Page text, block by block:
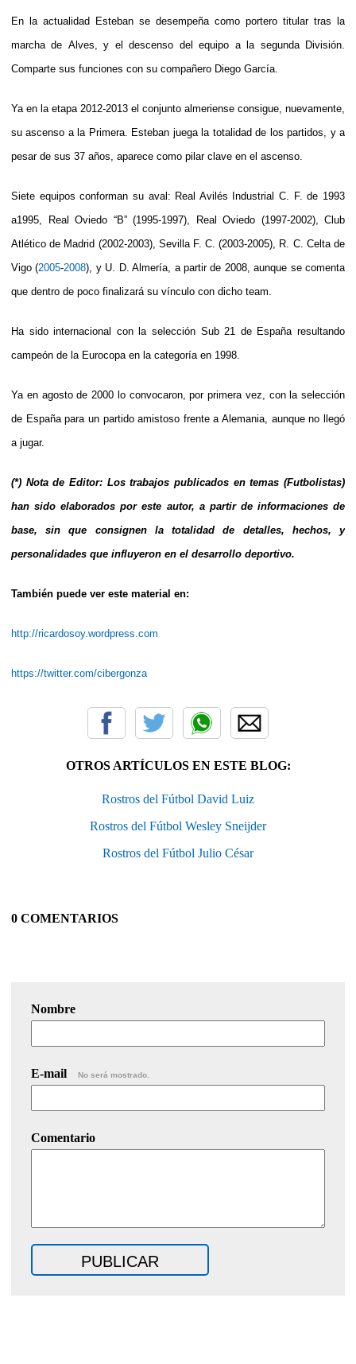
En la actualidad Esteban se desempeña como portero titular tras la
marcha de Alves, y el descenso del equipo a la segunda División.
Comparte sus funciones con su compañero Diego García.
Ya en la etapa 2012-2013 el conjunto almeriense consigue, nuevamente,
su ascenso a la Primera. Esteban juega la totalidad de los partidos, y a
pesar de sus 37 años, aparece como pilar clave en el ascenso.
Siete equipos conforman su aval: Real Avilés Industrial C. F. de 1993
a1995, Real Oviedo “B” (1995-1997), Real Oviedo (1997-2002), Club
Atlético de Madrid (2002-2003), Sevilla F. C. (2003-2005), R. C. Celta de
Vigo (2005-2008), y U. D. Almería, a partir de 2008, aunque se comenta
que dentro de poco finalizará su vínculo con dicho team.
Ha sido internacional con la selección Sub 21 de España resultando
campeón de la Eurocopa en la categoría en 1998.
Ya en agosto de 2000 lo convocaron, por primera vez, con la selección
de España para un partido amistoso frente a Alemania, aunque no llegó
a jugar.
(*) Nota de Editor: Los trabajos publicados en temas (Futbolistas)
han sido elaborados por este autor, a partir de informaciones de
base, sin que consignen la totalidad de detalles, hechos, y
personalidades que influyeron en el desarrollo deportivo.
También puede ver este material en:
http://ricardosoy.wordpress.com
https://twitter.com/cibergonza
OTROS ARTÍCULOS EN ESTE BLOG:
Rostros del Fútbol David Luiz
Rostros del Fútbol Wesley Sneijder
Rostros del Fútbol Julio César
0 COMENTARIOS
Nombre
E-mail No será mostrado.
Comentario